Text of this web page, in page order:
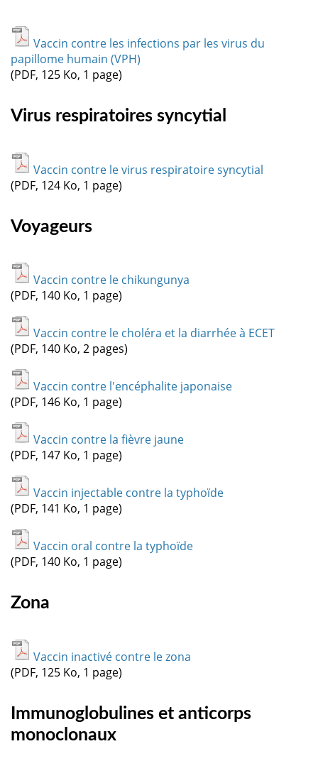
Vaccin contre les infections par les virus du
papillome humain (VPH)
(PDF, 125 Ko, 1 page)
Virus respiratoires syncytial
Vaccin contre le virus respiratoire syncytial
(PDF, 124 Ko, 1 page)
Voyageurs
Vaccin contre le chikungunya
(PDF, 140 Ko, 1 page)
Vaccin contre le choléra et la diarrhée à ECET
(PDF, 140 Ko, 2 pages)
Vaccin contre l'encéphalite japonaise
(PDF, 146 Ko, 1 page)
Vaccin contre la fièvre jaune
(PDF, 147 Ko, 1 page)
Vaccin injectable contre la typhoïde
(PDF, 141 Ko, 1 page)
Vaccin oral contre la typhoïde
(PDF, 140 Ko, 1 page)
Zona
Vaccin inactivé contre le zona
(PDF, 125 Ko, 1 page)
Immunoglobulines et anticorps
monoclonaux